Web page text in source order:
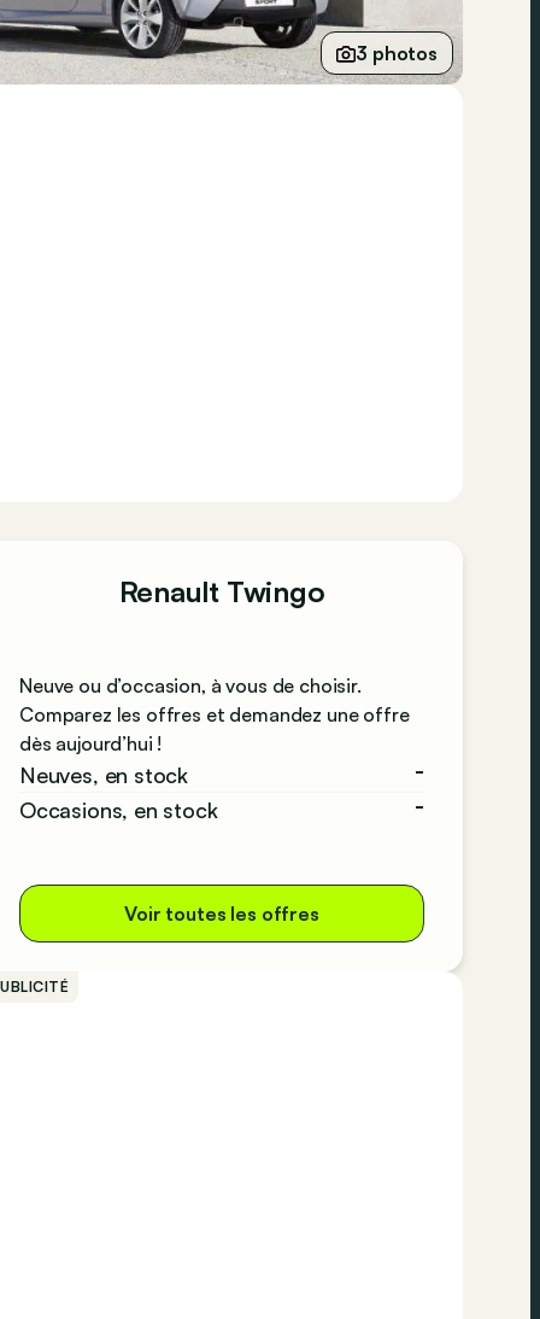
3 photos
Renault Twingo
Neuve ou d’occasion, à vous de choisir.
Comparez les offres et demandez une offre
dès aujourd’hui !
Neuves, en stock
-
Occasions, en stock
-
Voir toutes les offres